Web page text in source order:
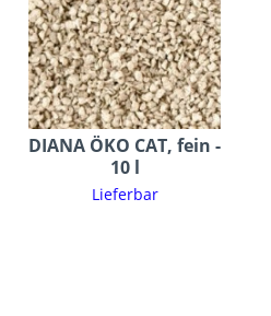
DIANA ÖKO CAT, fein -
10 l
Lieferbar